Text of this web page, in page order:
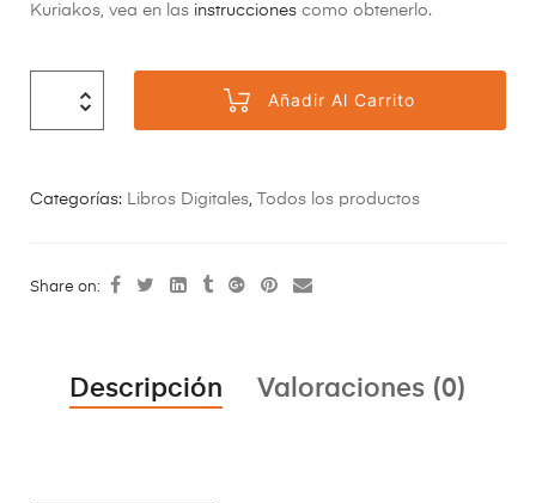
Kuriakos, vea en las instrucciones como obtenerlo.
Añadir Al Carrito
Categorías: Libros Digitales Todos los productos
Share on:
Descripción Valoraciones (0)